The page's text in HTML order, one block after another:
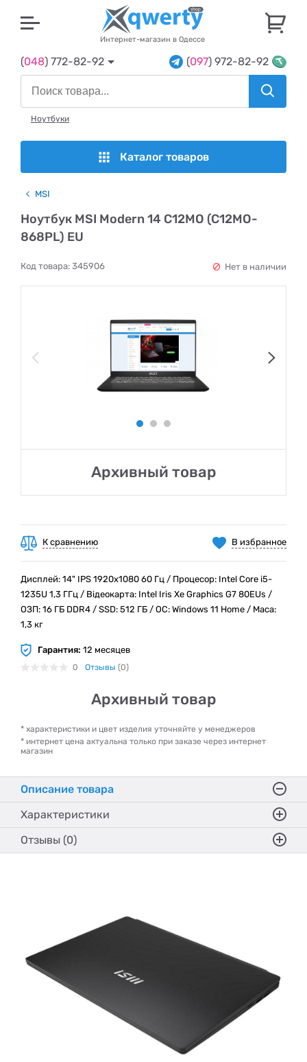
Интернет-магазин в Одессе
(048) 772-82-92 (097) 972-82-92
Ноутбуки
Каталог товаров
MSI
Ноутбук MSI Modern 14 C12MO (C12MO-
868PL) EU
Код товара: 345906 Нет в наличии
Архивный товар
В избранное
К сравнению
Дисплей: 14" IPS 1920x1080 60 Гц / Процесор: Intel Core i5-
1235U 1,3 ГГц / Відеокарта: Intel Iris Xe Graphics G7 80EUs /
ОЗП: 16 ГБ DDR4 / SSD: 512 ГБ / ОС: Windows 11 Home / Маса:
1,3 кг
Гарантия: 12 месяцев
0 Отзывы (0)
Архивный товар
* характеристики и цвет изделия уточняйте у менеджеров
* интернет цена актуальна только при заказе через интернет
магазин
Описание товара
Характеристики
Отзывы (0)